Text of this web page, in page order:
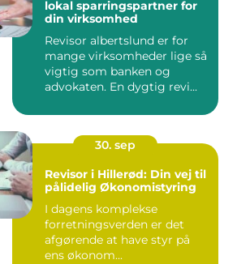
lokal sparringspartner for
din virksomhed
Revisor albertslund er for
mange virksomheder lige så
vigtig som banken og
advokaten. En dygtig revi...
30. sep
Revisor i Hillerød: Din vej til
pålidelig Økonomistyring
I dagens komplekse
forretningsverden er det
afgørende at have styr på
ens økonom...